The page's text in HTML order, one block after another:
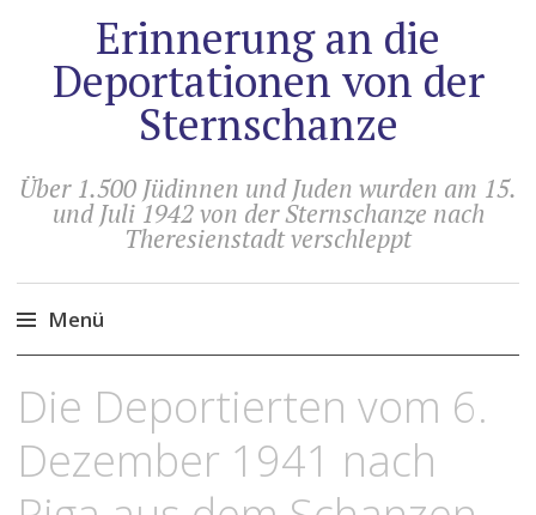
Erinnerung an die
Deportationen von der
Sternschanze
Über 1.500 Jüdinnen und Juden wurden am 15.
und Juli 1942 von der Sternschanze nach
Theresienstadt verschleppt
Menü
Inhalt
Die Deportierten vom 6.
Dezember 1941 nach